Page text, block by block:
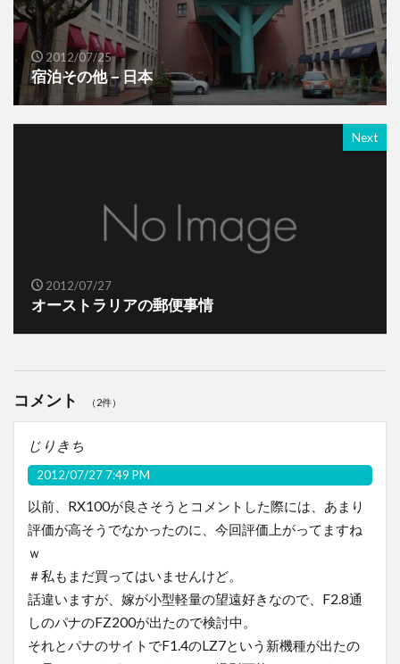
2012/07/25
宿泊その他－日本
Next
2012/07/27
オーストラリアの郵便事情
コメント （2件）
じりきち
2012/07/27 7:49 PM
以前、RX100が良さそうとコメントした際には、あまり
評価が高そうでなかったのに、今回評価上がってますね
ｗ
＃私もまだ買ってはいませんけど。
話違いますが、嫁が小型軽量の望遠好きなので、F2.8通
しのパナのFZ200が出たので検討中。
それとパナのサイトでF1.4のLZ7という新機種が出たの